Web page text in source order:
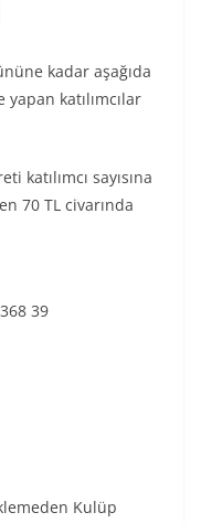
kadar aşağıda
katılımcılar
katılımcı sayısına
70 TL civarında
39
Kulüp